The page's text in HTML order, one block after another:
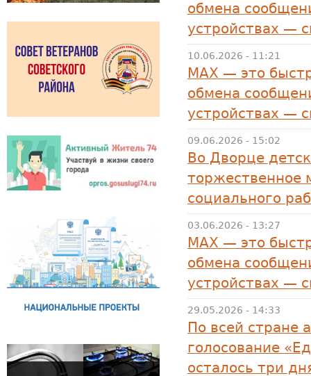
обмена
устройствах —
10.06.2026 - 11:21
MAX — это
обмена
устройствах —
09.06.2026 - 15:02
Во Дворце
торжественное
социального
03.06.2026 - 13:27
MAX — это
обмена
устройствах —
29.05.2026 - 14:33
По всей стране
голосование
осталось три